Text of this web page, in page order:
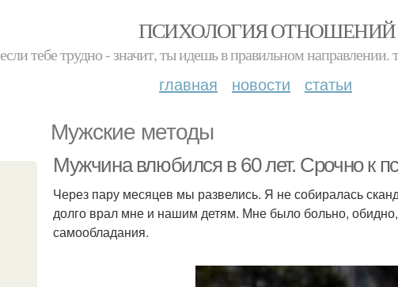
ПСИХОЛОГИЯ ОТНОШЕНИЙ
если тебе трудно - значит, ты идешь в правильном
главная новости статьи
Мужские методы
Мужчина влюбился в 60 лет. Срочно к
Через пару месяцев мы развелись. Я не собиралась
долго врал мне и нашим детям. Мне было больно,
самообладания.